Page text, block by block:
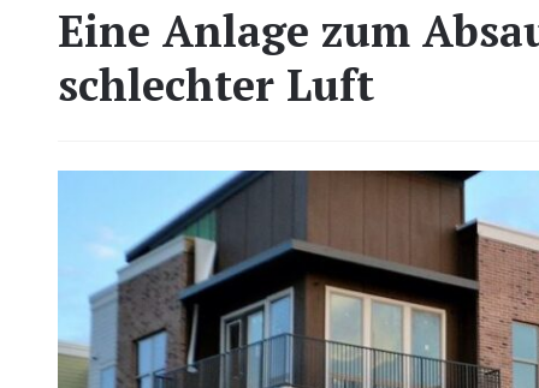
2020
Eine Anlage zum
schlechter Luft